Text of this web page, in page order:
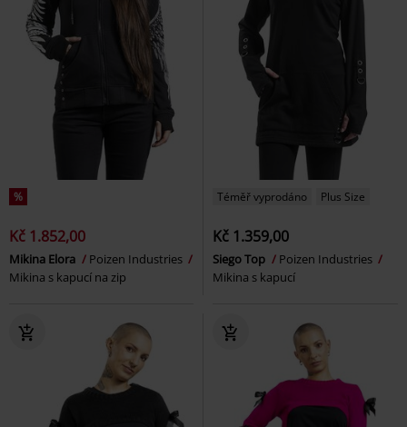
%
Kč 1.852,00
Mikina Elora
Poizen Industries
Mikina s kapucí na zip
Téměř vyprodáno Plus Size
Kč 1.359,00
Siego Top
Poizen Industries
Mikina s kapucí